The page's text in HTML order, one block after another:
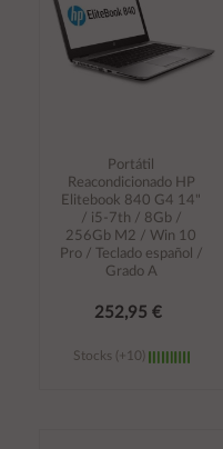
Portátil
Reacondicionado HP
Elitebook 840 G4 14"
/ i5-7th / 8Gb /
256Gb M2 / Win 10
Pro / Teclado español /
Grado A
252,95 €
Stocks (+10)